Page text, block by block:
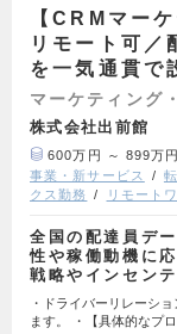
【CRMマー
リモート可／
を一気通貫で
マーケティング
株式会社出前館
600万円 ～ 899万円
事業・新サービス
クス勤務
リモート
全国の配達員デ
性や稼働動機に
戦略やインセン
・ドライバーリレーシ
ます。 ・【具体的なプ